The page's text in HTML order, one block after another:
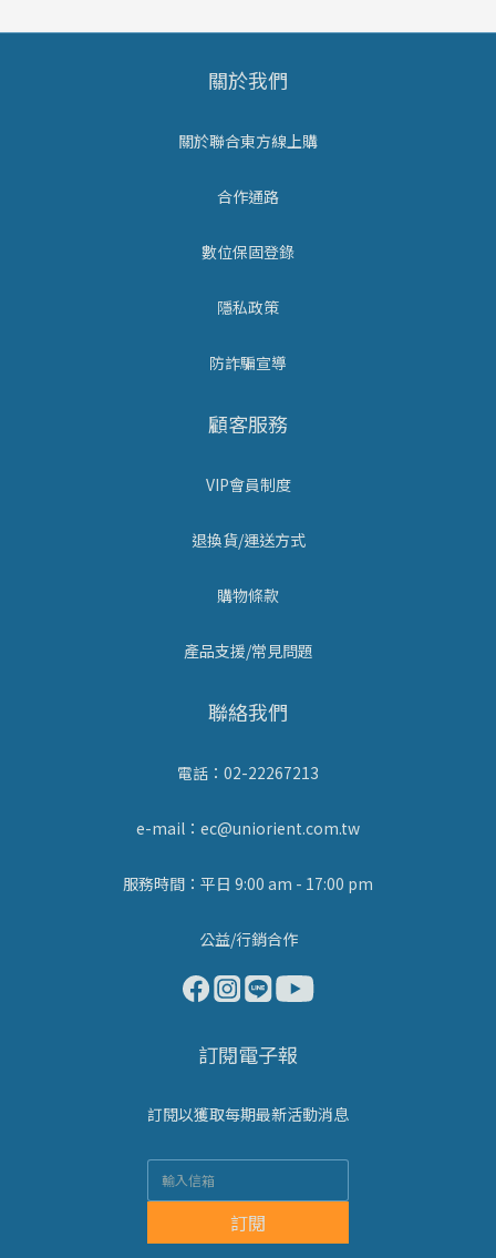
關於我們
關於聯合東方線上購
合作通路
數位保固登錄
隱私政策
防詐騙宣導
顧客服務
VIP會員制度
退換貨/運送方式
購物條款
產品支援/常見問題
聯絡我們
電話：02-22267213
e-mail：ec@uniorient.com.tw
服務時間：平日 9:00 am - 17:00 pm
公益/行銷合作
訂閱電子報
訂閱以獲取每期最新活動消息
訂閱